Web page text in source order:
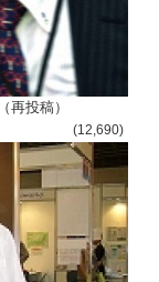
再投稿）
(12,690)